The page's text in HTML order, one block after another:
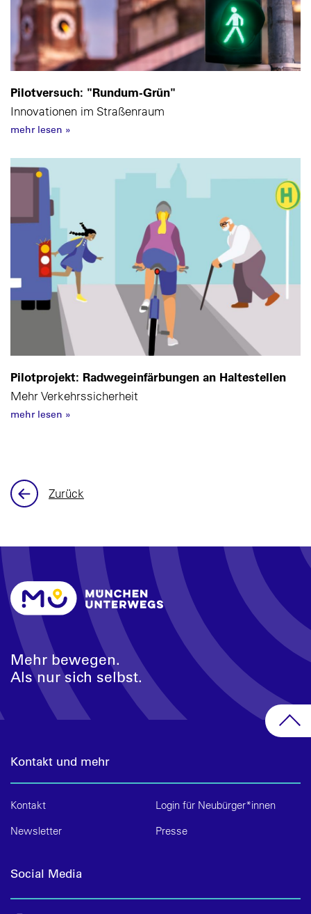
Pilotversuch: "Rundum-Grün"
Innovationen im Straßenraum
mehr lesen »
Pilotprojekt: Radwegeinfärbungen an Haltestellen
Mehr Verkehrssicherheit
mehr lesen »
Zurück
Mehr bewegen.
Als nur sich selbst.
Kontakt und mehr
Kontakt
Login für Neubürger*innen
Newsletter
Presse
Social Media